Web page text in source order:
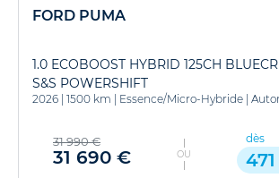
FORD PUMA
1.0 ECOBOOST HYBRID 125CH
S&S POWERSHIFT
2026 1500 km Essence/Micro-Hybride
31 990 €
31 690 € OU
dès